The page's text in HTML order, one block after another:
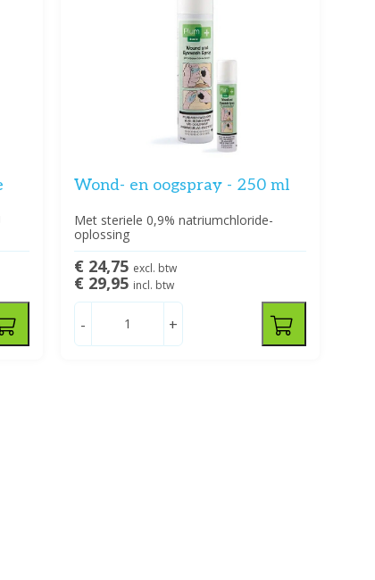
Wond- en oogspray - 250 ml
Met steriele 0,9% natriumchloride-
oplossing
€ 24,75 excl. btw
€ 29,95 incl. btw
- +